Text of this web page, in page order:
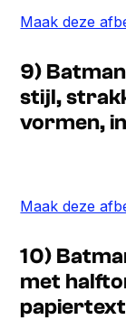
Maak deze
9)
stijl,
vormen,
Maak deze
10)
met